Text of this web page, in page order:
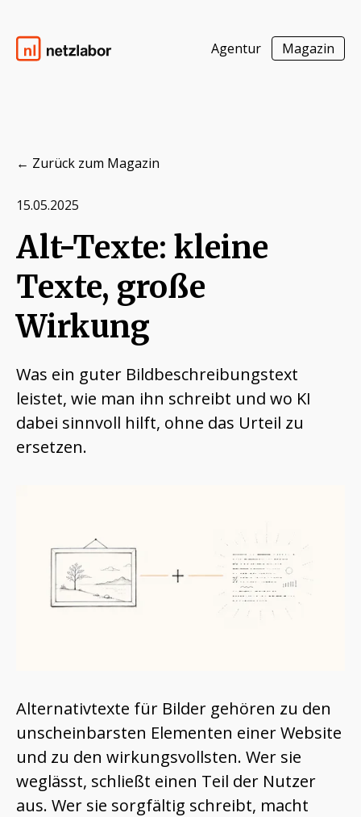
Agentur Magazin
← Zurück zum Magazin
15.05.2025
Alt-Texte: kleine
Texte, große
Wirkung
Was ein guter Bildbeschreibungstext
leistet, wie man ihn schreibt und wo KI
dabei sinnvoll hilft, ohne das Urteil zu
ersetzen.
Alternativtexte für Bilder gehören zu den
unscheinbarsten Elementen einer Website
und zu den wirkungsvollsten. Wer sie
weglässt, schließt einen Teil der Nutzer
aus. Wer sie sorgfältig schreibt, macht